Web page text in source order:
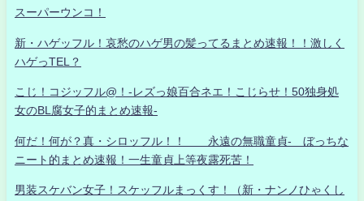
スーパーウンコ！
新・ハゲッフル！哀愁のハゲ男の髪ってるまとめ速報！！激しく
ハゲっTEL？
こじ！コジッフル@！-レズっ娘百合ネエ！こじらせ！50独身処
女のBL腐女子的まとめ速報-
何だ！何が？真・シロッフル！！ 永遠の無職童貞- ぼっちな
ニート的まとめ速報！一生童貞上等夜露死苦！
男装スケバン女子！スケッフルまっくす！（新・ナンノひゃくし